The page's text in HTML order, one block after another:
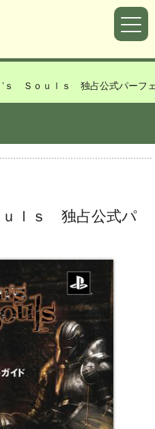
’ｓ Ｓｏｕｌｓ 独占公式パーフ
ｕｌｓ 独占公式パ